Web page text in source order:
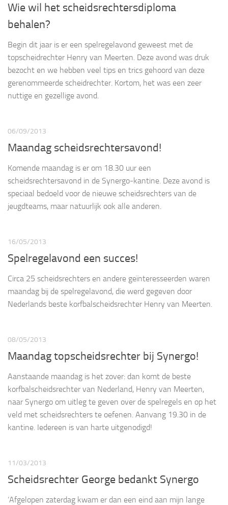
Wie wil het scheidsrechtersdiploma
behalen?
Begin dit jaar is er een spelregelavond geweest met de
topscheidrechter Henry van Meerten. Deze avond was druk
bezocht en we hebben veel tips en trics gehoord van deze
gerenommeerde scheidrechter. Kortom, het was een zeer
nuttige en gezellige avond.
06/09/2013
Maandag scheidsrechtersavond!
Komende maandag is er om 18.30 uur een
scheidsrechtersavond in de Synergo-kantine. Deze avond is
speciaal bedoeld voor de nieuwe scheidsrechters van de
jeugdteams, maar natuurlijk ook alle anderen.
16/05/2013
Spelregelavond een succes!
Circa 25 scheidsrechters en andere geïnteresseerden waren
maandag bij de spelregelavond, die werd gegeven door
Nederlands beste korfbalscheidsrechter Henry van Meerten.
08/05/2013
Maandag topscheidsrechter bij Synergo!
Aanstaande maandag is het zover: dan komt de beste
korfbalscheidsrechter van Nederland, Henry van Meerten,
naar Synergo om uitleg te geven over de spelregels en op het
veld met scheidsrechters te oefenen. Aanvang 19.30 in de
kantine. Iedereen is van harte uitgenodigd!
11/03/2013
Scheidsrechter George bedankt Synergo
‘Afgelopen zaterdag kwam er dan een eind aan mijn lange